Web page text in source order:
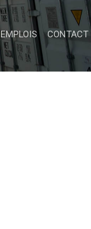
EMPLOIS CONTACT